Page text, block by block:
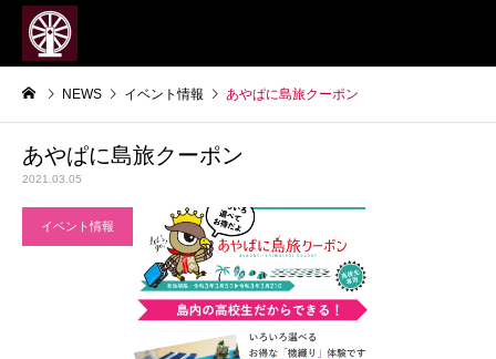
NEWS イベント情報 あやぱに島旅クーポン
あやぱに島旅クーポン
2021.03.05
イベント情報